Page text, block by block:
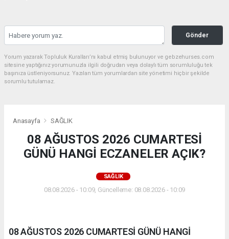
Gönder
Yorum yazarak Topluluk Kuralları’nı kabul etmiş bulunuyor ve gebzehurses.com
sitesine yaptığınız yorumunuzla ilgili doğrudan veya dolaylı tüm sorumluluğu tek
başınıza üstleniyorsunuz. Yazılan tüm yorumlardan site yönetimi hiçbir şekilde
sorumlu tutulamaz.
Anasayfa SAĞLIK
08 AĞUSTOS 2026 CUMARTESİ
GÜNÜ HANGİ ECZANELER AÇIK?
SAĞLIK
08.08.2026 - 10:09, Güncelleme: 08.08.2026 - 10:09
08 AĞUSTOS 2026 CUMARTESİ GÜNÜ HANGİ